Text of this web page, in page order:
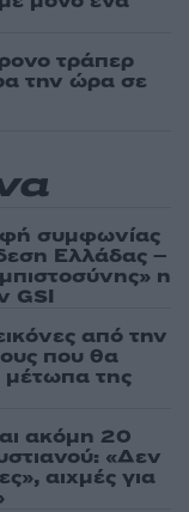
τράπερ
την ώρα σε
συμφωνίας
Ελλάδας –
η
GSI
από την
που θα
μέτωπα της
ακόμη 20
«Δεν
αιχμές για